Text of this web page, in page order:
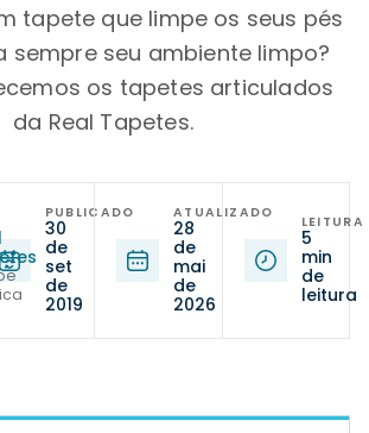
tapete que limpe os seus pés
sempre seu ambiente limpo?
os tapetes articulados
da Real Tapetes.
PUBLICADO
30
de
set
de
2019
ATUALIZADO
28
de
mai
de
2026
LEITURA
5
min
de
leitura